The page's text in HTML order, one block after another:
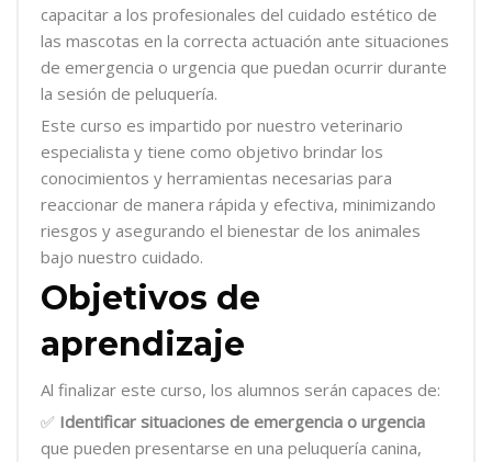
capacitar a los profesionales del cuidado estético de
las mascotas en la correcta actuación ante situaciones
de emergencia o urgencia que puedan ocurrir durante
la sesión de peluquería.
Este curso es impartido por nuestro veterinario
especialista y tiene como objetivo brindar los
conocimientos y herramientas necesarias para
reaccionar de manera rápida y efectiva, minimizando
riesgos y asegurando el bienestar de los animales
bajo nuestro cuidado.
Objetivos de
aprendizaje
Al finalizar este curso, los alumnos serán capaces de:
✅ Identificar situaciones de emergencia o urgencia
que pueden presentarse en una peluquería canina,